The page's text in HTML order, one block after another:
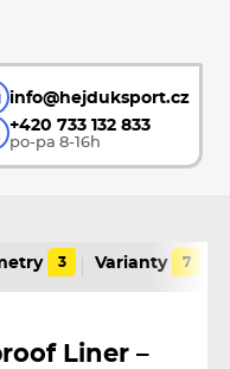
info@hejduksport.cz
+420 733 132 833
po-pa 8-16h
3 Varianty 7
Liner –